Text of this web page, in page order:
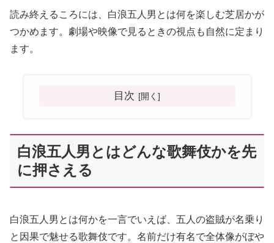
読み終えるころには、白浪五人男とは何を楽しむ芝居かが
つかめます。劇場や映像で見るときの視点も自然に定まり
ます。
目次
白浪五人男とはどんな歌舞伎かを先
に押さえる
白浪五人男とは何かを一言でいえば、五人の盗賊が名乗り
と因果で魅せる歌舞伎です。名前だけ有名で全体像がぼや